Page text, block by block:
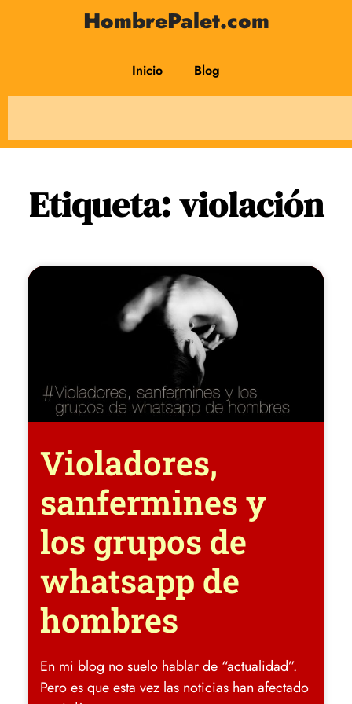
HombrePalet.com
Inicio Blog
Etiqueta: violación
Violadores,
sanfermines y
los grupos de
whatsapp de
hombres
En mi blog no suelo hablar de “actualidad”.
Pero es que esta vez las noticias han afectado